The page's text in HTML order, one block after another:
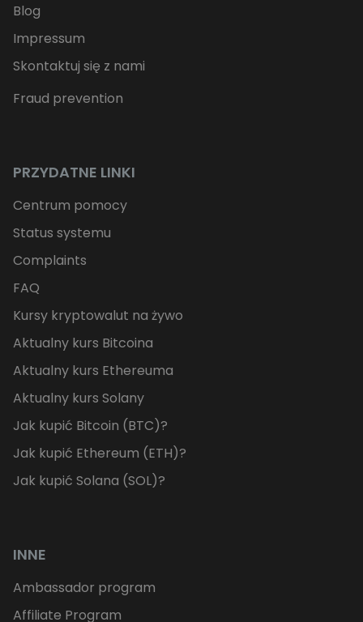
Blog
Impressum
Skontaktuj się z nami
Fraud prevention
PRZYDATNE LINKI
Centrum pomocy
Status systemu
Complaints
FAQ
Kursy kryptowalut na żywo
Aktualny kurs Bitcoina
Aktualny kurs Ethereuma
Aktualny kurs Solany
Jak kupić Bitcoin (BTC)?
Jak kupić Ethereum (ETH)?
Jak kupić Solana (SOL)?
INNE
Ambassador program
Affiliate Program